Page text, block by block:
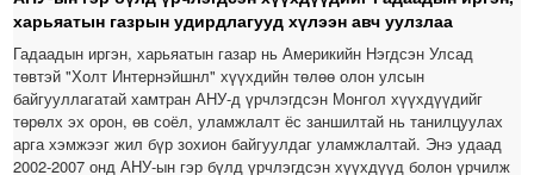
харьяатын газрын удирдлагууд хүлээн авч уулзлаа
Гадаадын иргэн, харьяатын газар нь Америкийн Нэгдсэн Улсад
төвтэй "Холт Интернэйшнл" хүүхдийн төлөө олон улсын
байгууллагатай хамтран АНУ-д үрчлэгдсэн Монгол хүүхдүүдийг
төрөлх эх орон, өв соёл, уламжлалт ёс заншилтай нь танилцуулах
арга хэмжээг жил бүр зохион байгуулдаг уламжлалтай. Энэ удаад
2002-2007 онд АНУ-ын гэр бүлд үрчлэгдсэн хүүхдүүд болон үрчилж